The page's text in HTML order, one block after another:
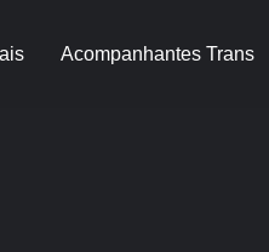
Acompanhantes Trans